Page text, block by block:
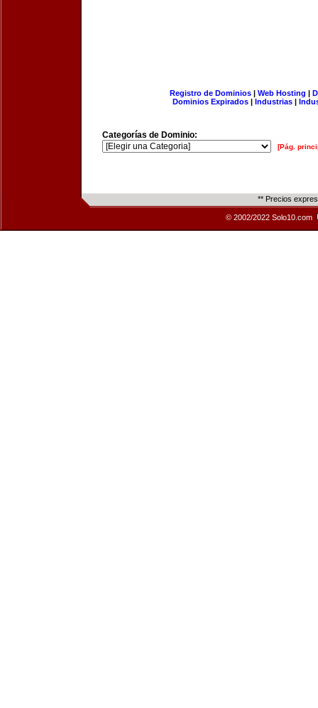
Registro de Dominios| Web Hosting |
Dominios Expirados | Industrias |
Categorías de Dominio:
[Pág.
** Precios
© 2002/2022 Solo10.com